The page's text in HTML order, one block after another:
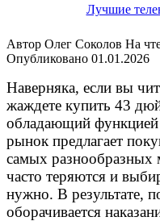
Лучшие
Автор Олег Соколов На
Опубликовано 01.01.2026
Наверняка, если вы
жаждете купить 43
обладающий
рынок предлагает
самых разнообразных
часто теряются и
нужно. В результате,
оборачивается